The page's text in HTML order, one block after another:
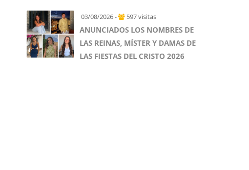
03/08/2026 - 597 visitas
ANUNCIADOS LOS NOMBRES DE
LAS REINAS, MÍSTER Y DAMAS DE
LAS FIESTAS DEL CRISTO 2026